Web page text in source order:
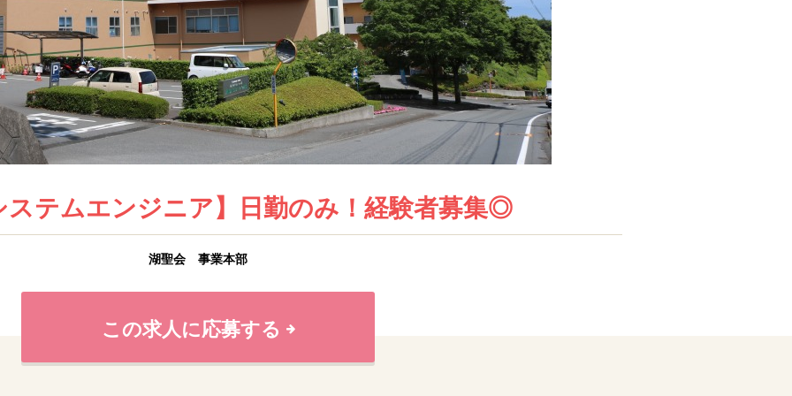
ステムエンジニア】日勤のみ！経験者募集◎
湖聖会 事業本部
この求人に応募する